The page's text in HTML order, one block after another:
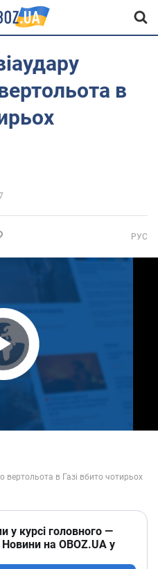
в
РУС
Video
у курсі головного —
на OBOZ.UA у